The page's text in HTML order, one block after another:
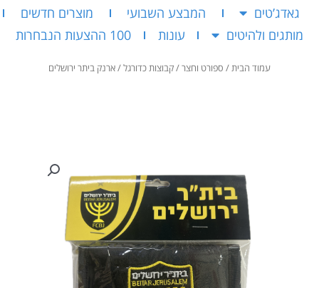
גאדג’טים
המבצע השבועי
מוצרים חדשים
מותגים ולהיטים
עונות 100 ההצעות הנבחרות
עמוד הבית/ ספורט וחצר/קבוצות כדורגל/ ארנק ביתר ירושלים